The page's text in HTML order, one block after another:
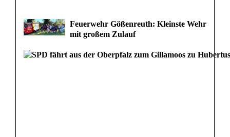
Feuerwehr Gößenreuth: Kleinste Wehr
mit großem Zulauf